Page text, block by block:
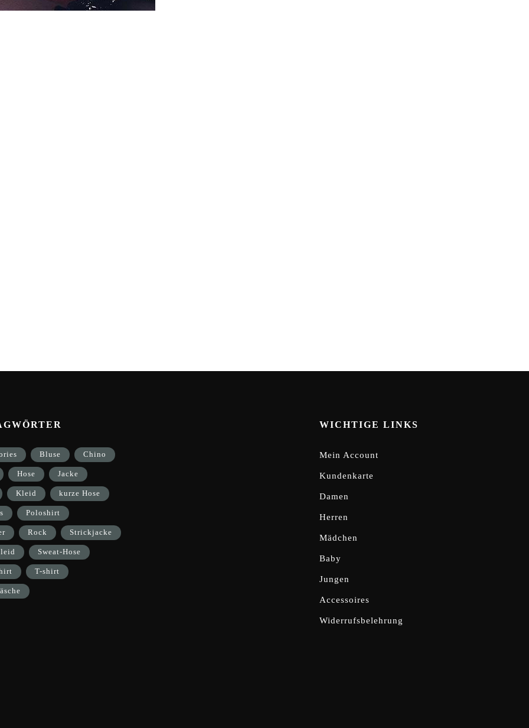
Bluse Chino
Hose Jacke
Kleid kurze Hose
Poloshirt
Rock Strickjacke
Sweat-Hose
T-shirt
WICHTIGE LINKS
Mein Account
Kundenkarte
Damen
Herren
Mädchen
Baby
Jungen
Accessoires
Widerrufsbelehrung